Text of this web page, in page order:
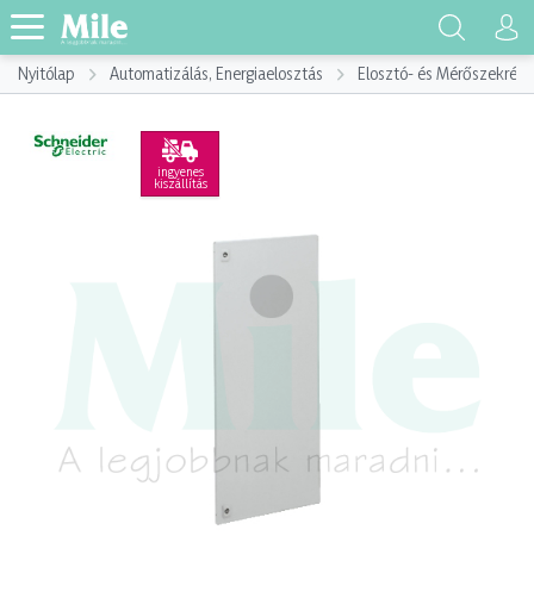
Nyitólap Automatizálás, Energiaelosztás Elosztó- és Mérőszekrény
ingyenes
kiszállítás